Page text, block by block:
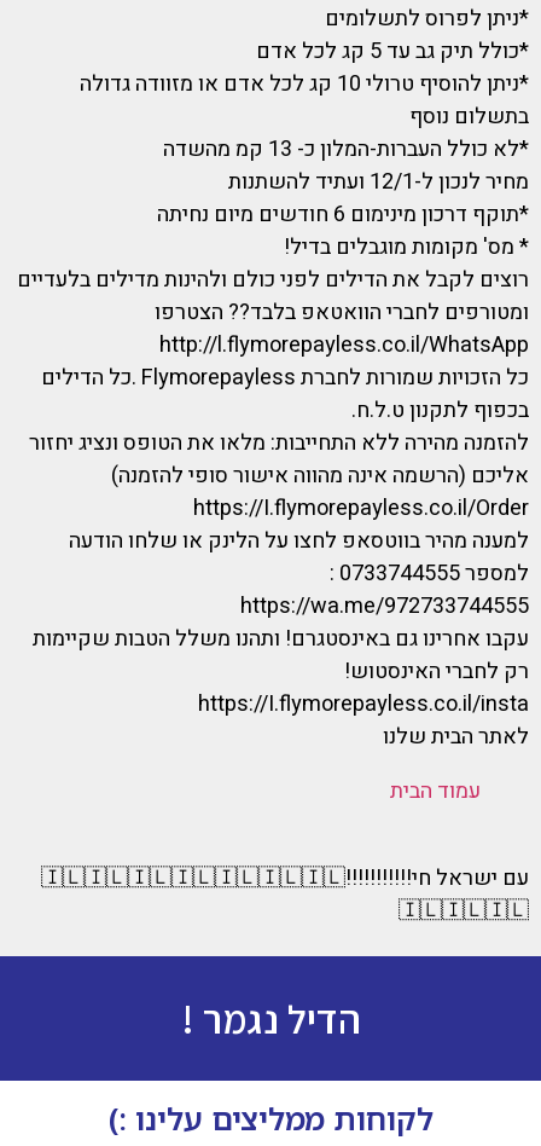
*ניתן לפרוס לתשלומים
*כולל תיק גב עד 5 קג לכל אדם
*ניתן להוסיף טרולי 10 קג לכל אדם או מזוודה גדולה
בתשלום נוסף
*לא כולל העברות-המלון כ- 13 קמ מהשדה
מחיר לנכון ל-12/1 ועתיד להשתנות
*תוקף דרכון מינימום 6 חודשים מיום נחיתה
* מס' מקומות מוגבלים בדיל!
רוצים לקבל את הדילים לפני כולם ולהינות מדילים בלעדיים
ומטורפים לחברי הוואטאפ בלבד?? הצטרפו
http://l.flymorepayless.co.il/WhatsApp
כל הזכויות שמורות לחברת Flymorepayless .כל הדילים
בכפוף לתקנון ט.ל.ח.
להזמנה מהירה ללא התחייבות: מלאו את הטופס ונציג יחזור
אליכם (הרשמה אינה מהווה אישור סופי להזמנה)
https://I.flymorepayless.co.il/Order
למענה מהיר בווטסאפ לחצו על הלינק או שלחו הודעה
למספר 0733744555 :
https://wa.me/972733744555
עקבו אחרינו גם באינסטגרם! ותהנו משלל הטבות שקיימות
רק לחברי האינסטוש!
https://I.flymorepayless.co.il/insta
לאתר הבית שלנו
עמוד הבית
עם ישראל חי!!!!!!!!!!!🇮🇱🇮🇱🇮🇱🇮🇱🇮🇱🇮🇱🇮🇱
🇮🇱🇮🇱🇮🇱
הדיל נגמר !
לקוחות ממליצים עלינו :)